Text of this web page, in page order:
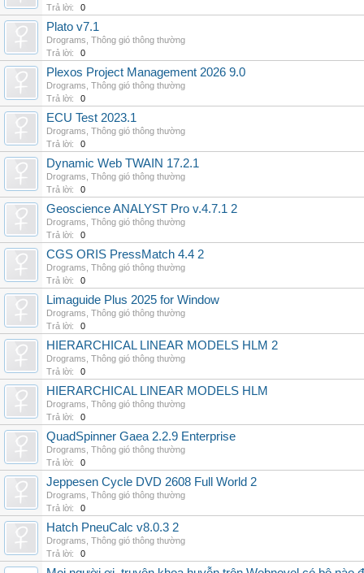
Trả lời:
0
Plato v7.1
Drograms Thông gió thông thường
Trả lời:
0
Plexos Project Management 2026 9.0
Drograms Thông gió thông thường
Trả lời:
0
ECU Test 2023.1
Drograms Thông gió thông thường
Trả lời:
0
Dynamic Web TWAIN 17.2.1
Drograms Thông gió thông thường
Trả lời:
0
Geoscience ANALYST Pro v.4.7.1 2
Drograms Thông gió thông thường
Trả lời:
0
CGS ORIS PressMatch 4.4 2
Drograms Thông gió thông thường
Trả lời:
0
Limaguide Plus 2025 for Window
Drograms Thông gió thông thường
Trả lời:
0
HIERARCHICAL LINEAR MODELS HLM 2
Drograms Thông gió thông thường
Trả lời:
0
HIERARCHICAL LINEAR MODELS HLM
Drograms Thông gió thông thường
Trả lời:
0
QuadSpinner Gaea 2.2.9 Enterprise
Drograms Thông gió thông thường
Trả lời:
0
Jeppesen Cycle DVD 2608 Full World 2
Drograms Thông gió thông thường
Trả lời:
0
Hatch PneuCalc v8.0.3 2
Drograms Thông gió thông thường
Trả lời:
0